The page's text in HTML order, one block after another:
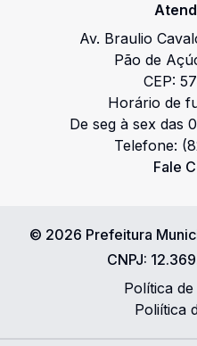
Av. Braulio
Pão de
CEP:
Horário de
De seg à sex das
Telefone:
Fale
© 2026 Prefeitura
CNPJ:
Política
Poliítica